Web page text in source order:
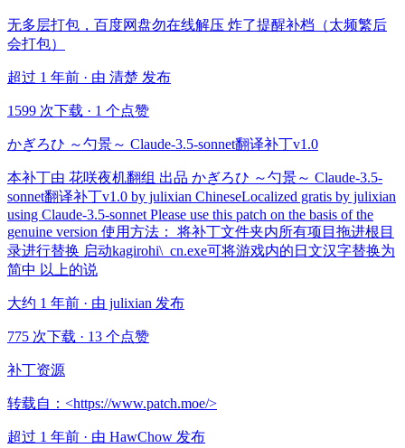
无多层打包，百度网盘勿在线解压 炸了提醒补档（太频繁后
会打包）
超过 1 年前 · 由 清楚 发布
1599 次下载 · 1 个点赞
かぎろひ ～勺景～ Claude-3.5-sonnet翻译补丁v1.0
本补丁由 花咲夜机翻组 出品 かぎろひ ～勺景～ Claude-3.5-
sonnet翻译补丁v1.0 by julixian ChineseLocalized gratis by julixian
using Claude-3.5-sonnet Please use this patch on the basis of the
genuine version 使用方法： 将补丁文件夹内所有项目拖进根目
录进行替换 启动kagirohi\_cn.exe可将游戏内的日文汉字替换为
简中 以上的说
大约 1 年前 · 由 julixian 发布
775 次下载 · 13 个点赞
补丁资源
转载自：<https://www.patch.moe/>
超过 1 年前 · 由 HawChow 发布